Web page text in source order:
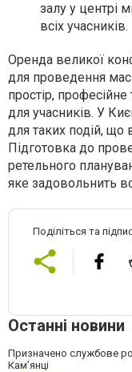
залу у центрі
всіх учасників.
Оренда великої
для проведення
простір,
для учасників. У
для таких подій,
Підготовка до
ретельного
яке задовольнить
Поділіться та
Останні новини
Призначено службове
Кам’янці